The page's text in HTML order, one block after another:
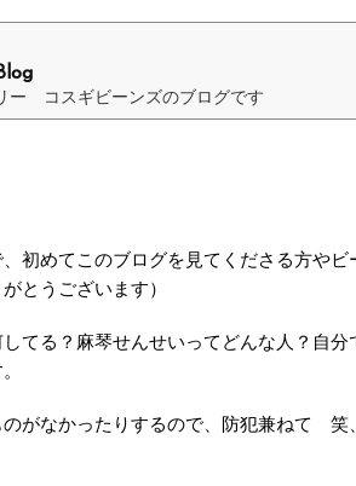
ー コスギビーンズのブログです
初めてこのブログを見てくださる方や
とうございます）
てる？麻琴せんせいってどんな人？自
のがなかったりするので、防犯兼ねて 笑